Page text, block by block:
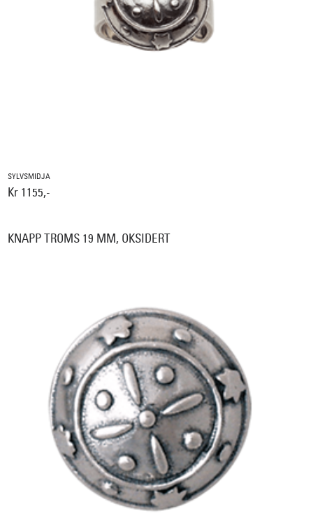
SYLVSMIDJA
Kr 1155,-
KNAPP TROMS 19 MM, OKSIDERT